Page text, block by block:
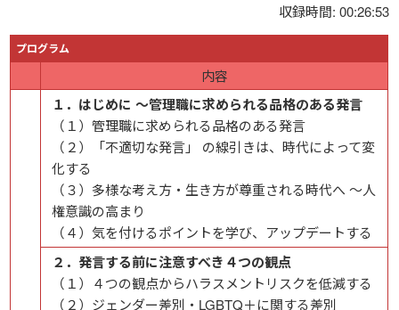
収録時間: 00:26:53
プログラム
内容
１．はじめに ～管理職に求められる品格のある発言
（１）管理職に求められる品格のある発言
（２）「不適切な発言」 の線引きは、時代によって変
化する
（３）多様な考え方・生き方が尊重される時代へ ～人
権意識の高まり
（４）気を付けるポイントを学び、アップデートする
２．発言する前に注意すべき４つの観点
（１）４つの観点からハラスメントリスクを低減する
（２）ジェンダー差別・LGBTQ＋に関する差別